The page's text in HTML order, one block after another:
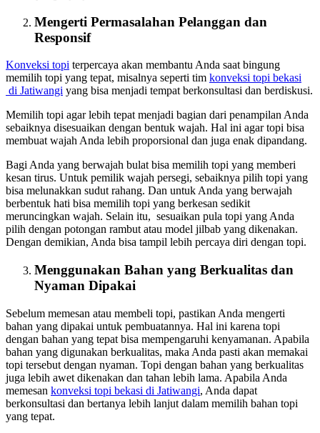
Mengerti Permasalahan Pelanggan dan
Responsif
Konveksi topi terpercaya akan membantu Anda saat bingung
memilih topi yang tepat, misalnya seperti tim konveksi topi bekasi
di Jatiwangi yang bisa menjadi tempat berkonsultasi dan berdiskusi.
Memilih topi agar lebih tepat menjadi bagian dari penampilan Anda
sebaiknya disesuaikan dengan bentuk wajah. Hal ini agar topi bisa
membuat wajah Anda lebih proporsional dan juga enak dipandang.
Bagi Anda yang berwajah bulat bisa memilih topi yang memberi
kesan tirus. Untuk pemilik wajah persegi, sebaiknya pilih topi yang
bisa melunakkan sudut rahang. Dan untuk Anda yang berwajah
berbentuk hati bisa memilih topi yang berkesan sedikit
meruncingkan wajah. Selain itu, sesuaikan pula topi yang Anda
pilih dengan potongan rambut atau model jilbab yang dikenakan.
Dengan demikian, Anda bisa tampil lebih percaya diri dengan topi.
Menggunakan Bahan yang Berkualitas dan
Nyaman Dipakai
Sebelum memesan atau membeli topi, pastikan Anda mengerti
bahan yang dipakai untuk pembuatannya. Hal ini karena topi
dengan bahan yang tepat bisa mempengaruhi kenyamanan. Apabila
bahan yang digunakan berkualitas, maka Anda pasti akan memakai
topi tersebut dengan nyaman. Topi dengan bahan yang berkualitas
juga lebih awet dikenakan dan tahan lebih lama. Apabila Anda
memesan konveksi topi bekasi di Jatiwangi, Anda dapat
berkonsultasi dan bertanya lebih lanjut dalam memilih bahan topi
yang tepat.